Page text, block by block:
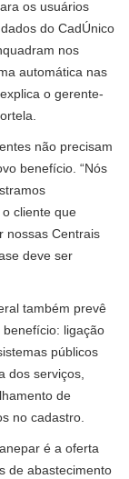
os usuários
do CadÚnico
nos
automática nas
o gerente-
não precisam
benefício. “Nós
cliente que
nossas Centrais
deve ser
também prevê
ligação
públicos
dos serviços,
de
no cadastro.
é a oferta
de abastecimento